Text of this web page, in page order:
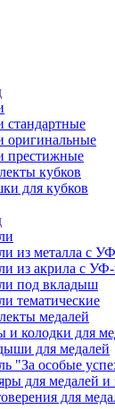
стандартные
оригинальные
престижные
кубков
для кубков
из металла с
из акрила с
под вкладыш
тематические
медалей
и колодки для
для медалей
"За особые
для медалей и
для